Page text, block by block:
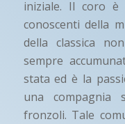
iniziale. Il coro
conoscenti della
della classica
sempre
stata ed è la
una compagnia
fronzoli. Tale